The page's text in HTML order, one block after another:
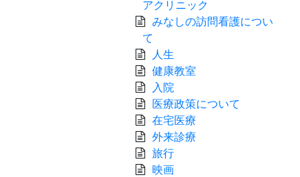
アクリニック
みなしの訪問看護につい
て
人生
健康教室
入院
医療政策について
在宅医療
外来診療
旅行
映画